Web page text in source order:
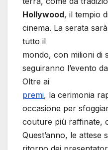
Hollywood, il tempio
cinema. La serata
tutto il
mondo, con milioni di
seguiranno l’evento
Oltre ai
premi, la cerimonia
occasione per
couture più raffinate,
Quest’anno, le attese